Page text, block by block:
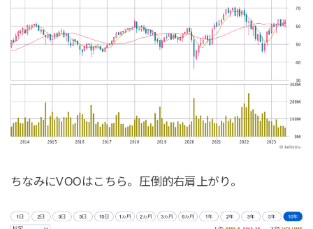
ちなみにVOOはこちら。圧倒的右肩上がり。